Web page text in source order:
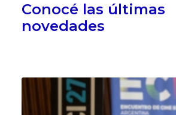
Conocé las últimas
novedades